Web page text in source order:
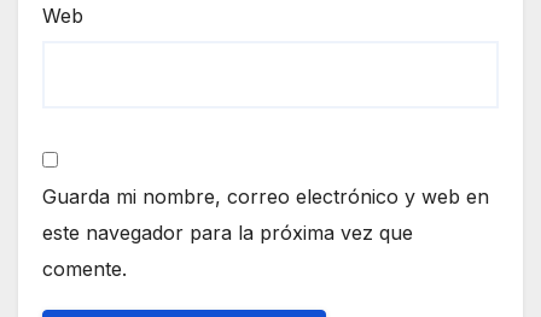
Web
Guarda mi nombre, correo electrónico y web en
este navegador para la próxima vez que
comente.